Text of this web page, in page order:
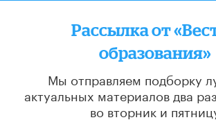
Рассылка от
образования»
Мы отправляем подборку
актуальных материалов два
во вторник и